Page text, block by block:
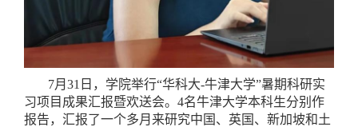
7月31日，学院举行“华科大-牛津大学”暑期科研实
习项目成果汇报暨欢送会。4名牛津大学本科生分别作
报告，汇报了一个多月来研究中国、英国、新加坡和土